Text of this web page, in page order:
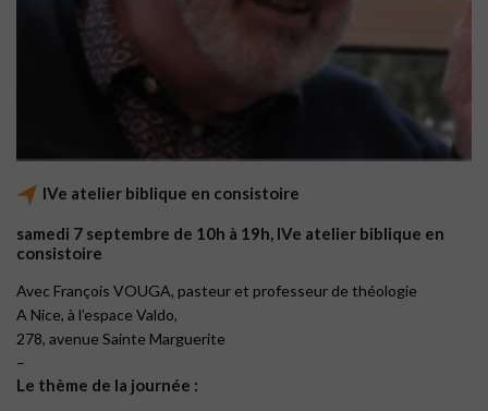
IVe atelier biblique en consistoire
samedi 7 septembre de 10h à 19h, IVe atelier biblique en
consistoire
Avec François VOUGA, pasteur et professeur de théologie
A Nice, à l’espace Valdo,
278, avenue Sainte Marguerite
–
Le thème de la journée :